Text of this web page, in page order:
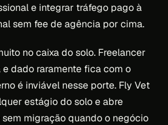
e integrar tráfego pago à
sem fee de agência por cima.
no caixa do solo. Freelancer
dado raramente fica com o
é inviável nesse porte. Fly Vet
estágio do solo e abre
migração quando o negócio